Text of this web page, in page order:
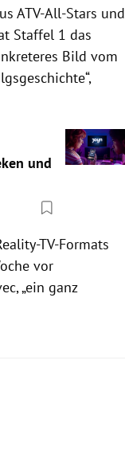
ATV-All-Stars und
Staffel 1 das
Bild vom
und
TV-Formats
vor
„ein ganz